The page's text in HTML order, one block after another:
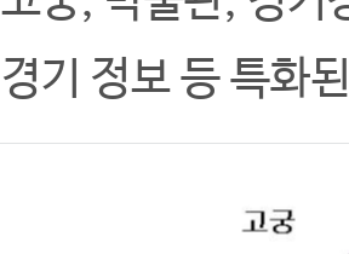
경기 정보 등 특화